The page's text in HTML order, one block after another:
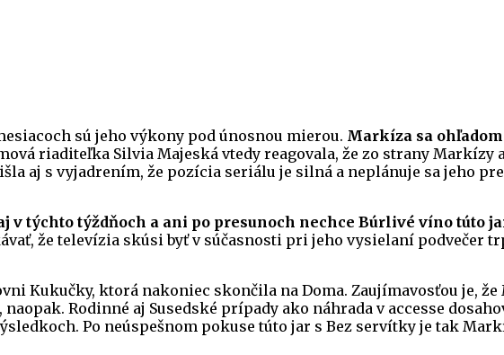
sú jeho výkony pod únosnou mierou. Markíza sa
riaditeľka Silvia Majeská vtedy reagovala, že zo strany Markízy
aj s vyjadrením, že pozícia seriálu je silná a neplánuje sa jeho
týchto týždňoch a ani po presunoch nechce Búrlivé víno túto
že televízia skúsi byť v súčasnosti pri jeho vysielaní podvečer
Kukučky, ktorá nakoniec skončila na Doma. Zaujímavosťou je,
Rodinné aj Susedské prípady ako náhrada v accesse
Po neúspešnom pokuse túto jar s Bez servítky je tak